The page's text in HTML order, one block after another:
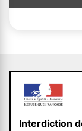
Interdiction